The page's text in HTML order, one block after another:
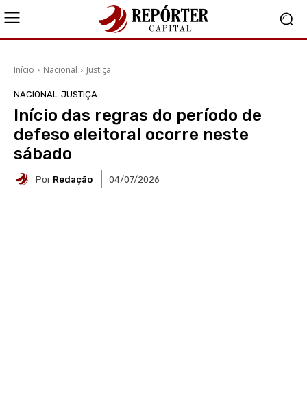
Início Nacional Justiça
NACIONAL JUSTIÇA
Início das regras do período de
defeso eleitoral ocorre neste
sábado
Por Redação 04/07/2026